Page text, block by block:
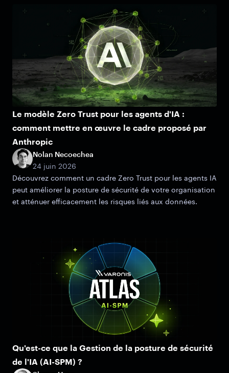
Le modèle Zero Trust pour les agents d'IA :
comment mettre en œuvre le cadre proposé par
Anthropic
Nolan Necoechea
24 juin 2026
Découvrez comment un cadre Zero Trust pour les agents IA
peut améliorer la posture de sécurité de votre organisation
et atténuer efficacement les risques liés aux données.
Qu'est-ce que la Gestion de la posture de sécurité
de l'IA (AI-SPM) ?